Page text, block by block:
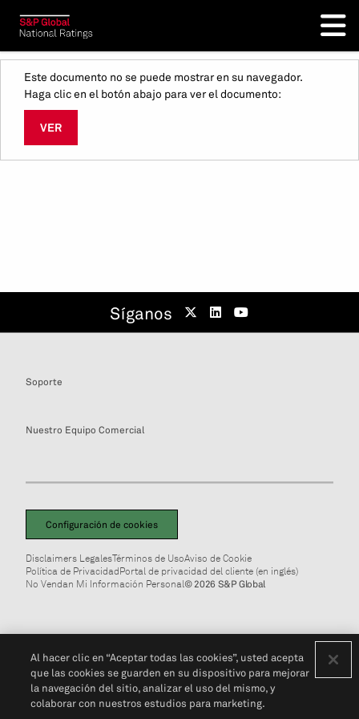
Este documento no se puede mostrar en su navegador.
Haga clic en el botón abajo para ver el documento:
VER
Síganos
Soporte
Nuestro Equipo Comercial
Configuración de cookies
Disclaimers LegalesTérminos de UsoAviso de Cookie
Política de PrivacidadPortal de privacidad del cliente (en inglés)
No Vendan Mi Información Personal© 2026 S&P Global
Al hacer clic en “Aceptar todas las cookies”, usted acepta
que las cookies se guarden en su dispositivo para mejorar
la navegación del sitio, analizar el uso del mismo, y
colaborar con nuestros estudios para marketing.